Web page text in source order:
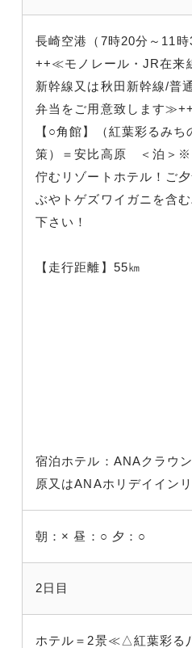
長崎空港（7時20分～11
++≪モノレール・JR在
新幹線又は秋田新幹線/普
弁当をご用意致します
【○角館】（紅葉彩るみ
策）＝安比高原 ＜泊＞※
佇むリゾートホテル！ご
ぶやトゲズワイガニを含
下さい！
【走行距離】55㎞
宿泊ホテル：ANAクラウ
原又はANAホリデイイン
朝：× 昼：○ 夕：○
2日目
ホテル＝2景≪△紅葉彩る